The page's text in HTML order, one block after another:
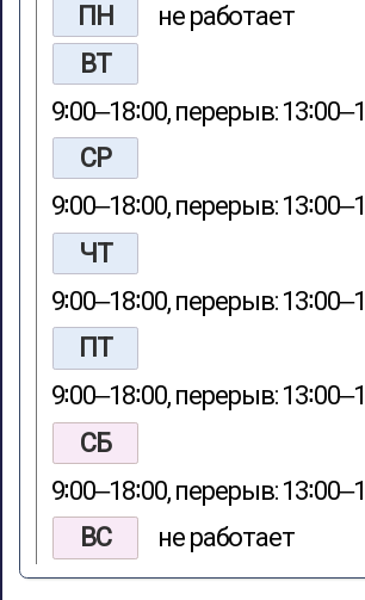
ПН
не работает
ВТ
9∶00‒18∶00, перерыв:
СР
9∶00‒18∶00, перерыв:
ЧТ
9∶00‒18∶00, перерыв:
ПТ
9∶00‒18∶00, перерыв:
СБ
9∶00‒18∶00, перерыв:
ВС
не работает